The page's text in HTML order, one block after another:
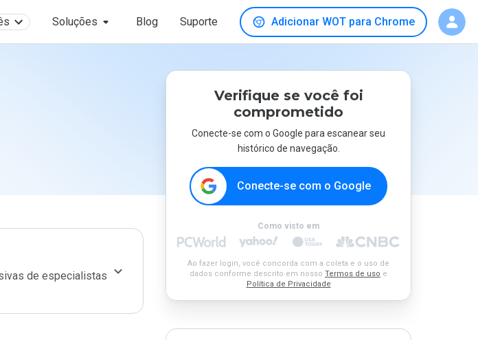
Soluções Blog Suporte Adicionar WOT para Chrome
de especialistas
Verifique se você foi
comprometido
Conecte-se com o Google para escanear seu
histórico de navegação.
Conecte-se com o Google
Como visto em
Ao fazer login, você concorda com a coleta e o uso de
dados conforme descrito em nosso Termos de uso e
Política de Privacidade